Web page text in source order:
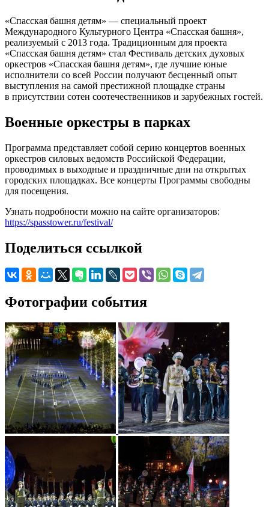
«Спасская башня детям» — специальный проект
Международного Культурного Центра «Спасская башня»,
реализуемый с 2013 года. Традиционным для проекта
«Спасская башня детям» стал Фестиваль детских духовых
оркестров «Спасская башня детям», где лучшие юные
исполнители со всей России получают бесценный опыт
выступления на самой престижной площадке страны
в присутствии сотен соотечественников и зарубежных гостей.
Военные оркестры в парках
Программа представляет собой серию концертов военных
оркестров силовых ведомств Российской Федерации,
проводимых в выходные и праздничные дни на открытых
городских площадках. Все концерты Программы свободны
для посещения.
Узнать подробности можно на сайте организаторов:
https://spasstower.ru/festival/
Поделиться ссылкой
Фотографии события